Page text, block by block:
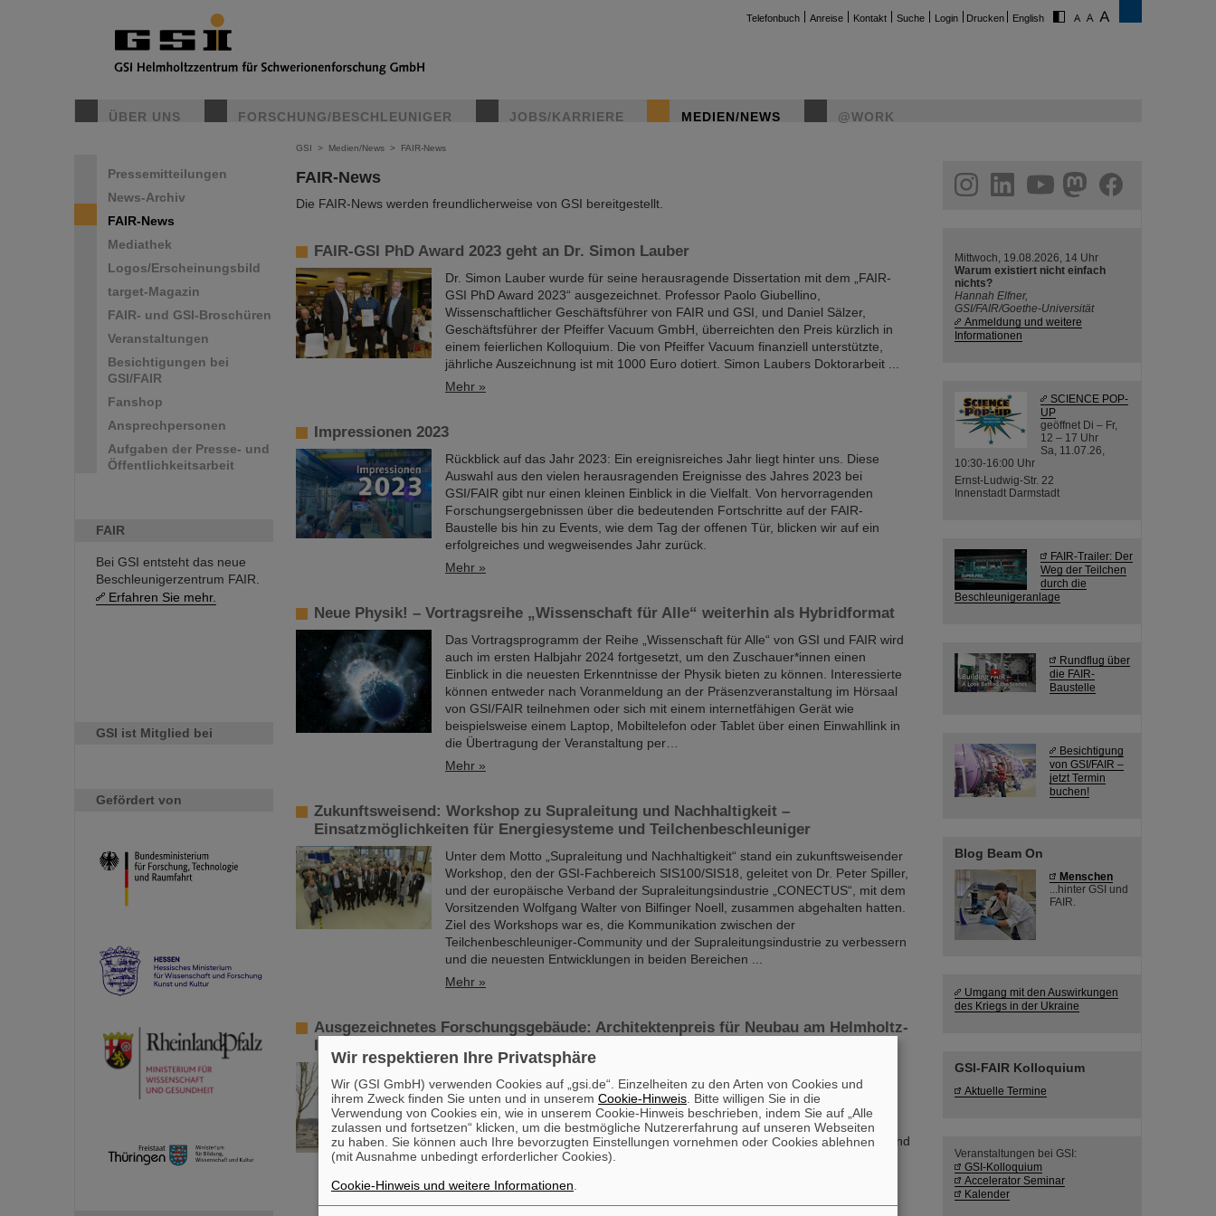
Telefonbuch Anreise Kontakt Suche Login Drucken English
ÜBER UNS FORSCHUNG/BESCHLEUNIGER JOBS/KARRIERE MEDIEN/NEWS @WORK
Pressemitteilungen
News-Archiv
FAIR-News
Mediathek
Logos/Erscheinungsbild
target-Magazin
FAIR- und GSI-Broschüren
Veranstaltungen
Besichtigungen bei
GSI/FAIR
Fanshop
Ansprechpersonen
Aufgaben der Presse- und
Öffentlichkeitsarbeit
FAIR
Bei GSI entsteht das neue
Beschleunigerzentrum FAIR.
Erfahren Sie mehr.
GSI ist Mitglied bei
Gefördert von
GSI > Medien/News > FAIR-News
FAIR-News
Die FAIR-News werden freundlicherweise von GSI bereitgestellt.
FAIR-GSI PhD Award 2023 geht an Dr. Simon Lauber
Dr. Simon Lauber wurde für seine herausragende Dissertation mit dem „FAIR-
GSI PhD Award 2023“ ausgezeichnet. Professor Paolo Giubellino,
Wissenschaftlicher Geschäftsführer von FAIR und GSI, und Daniel Sälzer,
Geschäftsführer der Pfeiffer Vacuum GmbH, überreichten den Preis kürzlich in
einem feierlichen Kolloquium. Die von Pfeiffer Vacuum finanziell unterstützte,
jährliche Auszeichnung ist mit 1000 Euro dotiert. Simon Laubers Doktorarbeit ...
Mehr »
Impressionen 2023
Rückblick auf das Jahr 2023: Ein ereignisreiches Jahr liegt hinter uns. Diese
Auswahl aus den vielen herausragenden Ereignisse des Jahres 2023 bei
GSI/FAIR gibt nur einen kleinen Einblick in die Vielfalt. Von hervorragenden
Forschungsergebnissen über die bedeutenden Fortschritte auf der FAIR-
Baustelle bis hin zu Events, wie dem Tag der offenen Tür, blicken wir auf ein
erfolgreiches und wegweisendes Jahr zurück.
Mehr »
Neue Physik! – Vortragsreihe „Wissenschaft für Alle“ weiterhin als Hybridformat
Das Vortragsprogramm der Reihe „Wissenschaft für Alle“ von GSI und FAIR wird
auch im ersten Halbjahr 2024 fortgesetzt, um den Zuschauer*innen einen
Einblick in die neuesten Erkenntnisse der Physik bieten zu können. Interessierte
können entweder nach Voranmeldung an der Präsenzveranstaltung im Hörsaal
von GSI/FAIR teilnehmen oder sich mit einem internetfähigen Gerät wie
beispielsweise einem Laptop, Mobiltelefon oder Tablet über einen Einwahllink in
die Übertragung der Veranstaltung per…
Mehr »
Zukunftsweisend: Workshop zu Supraleitung und Nachhaltigkeit –
Einsatzmöglichkeiten für Energiesysteme und Teilchenbeschleuniger
Unter dem Motto „Supraleitung und Nachhaltigkeit“ stand ein zukunftsweisender
Workshop, den der GSI-Fachbereich SIS100/SIS18, geleitet von Dr. Peter Spiller,
und der europäische Verband der Supraleitungsindustrie „CONECTUS“, mit dem
Vorsitzenden Wolfgang Walter von Bilfinger Noell, zusammen abgehalten hatten.
Ziel des Workshops war es, die Kommunikation zwischen der
Teilchenbeschleuniger-Community und der Supraleitungsindustrie zu verbessern
und die neuesten Entwicklungen in beiden Bereichen ...
Mehr »
Ausgezeichnetes Forschungsgebäude: Architektenpreis für Neubau am Helmholtz-
Institut Jena
Architektenpreis gekrönt worden: Das Büro „Osterwold°Schmidt EXP!ANDER
Architekten“ aus Weimar ist für den im vergangenen Winter eröffneten Neubau
mit dem „best architects award 24“ ausgezeichnet worden. Der „best architects
award“ zählt zu den renommiertesten Architekturauszeichnungen europaweit und
gilt als Gütesiegel für herausragende architektonische Leistung.
Mehr »
helmholtz.social
facebook
Mittwoch, 19.08.2026, 14 Uhr
Warum existiert nicht einfach
nichts?
Hannah Elfner,
GSI/FAIR/Goethe-Universität
Anmeldung und weitere
Informationen
SCIENCE POP-
UP
geöffnet Di – Fr,
12 – 17 Uhr
Sa, 11.07.26,
10:30-16:00 Uhr
Ernst-Ludwig-Str. 22
Innenstadt Darmstadt
FAIR-Trailer: Der
Weg der Teilchen
durch die
Beschleunigeranlage
Rundflug über
die FAIR-
Baustelle
Besichtigung
von GSI/FAIR –
jetzt Termin
buchen!
Blog Beam On
Menschen
...hinter GSI und
FAIR.
Umgang mit den Auswirkungen
des Kriegs in der Ukraine
GSI-FAIR Kolloquium
Aktuelle Termine
Veranstaltungen bei GSI:
GSI-Kolloquium
Accelerator Seminar
Kalender
Wir respektieren Ihre Privatsphäre
Wir (GSI GmbH) verwenden Cookies auf „gsi.de“. Einzelheiten zu den Arten von Cookies und
ihrem Zweck finden Sie unten und in unserem Cookie-Hinweis . Bitte willigen Sie in die
Verwendung von Cookies ein, wie in unserem Cookie-Hinweis beschrieben, indem Sie auf „Alle
zulassen und fortsetzen“ klicken, um die bestmögliche Nutzererfahrung auf unseren Webseiten
zu haben. Sie können auch Ihre bevorzugten Einstellungen vornehmen oder Cookies ablehnen
(mit Ausnahme unbedingt erforderlicher Cookies).
Cookie-Hinweis und weitere Informationen